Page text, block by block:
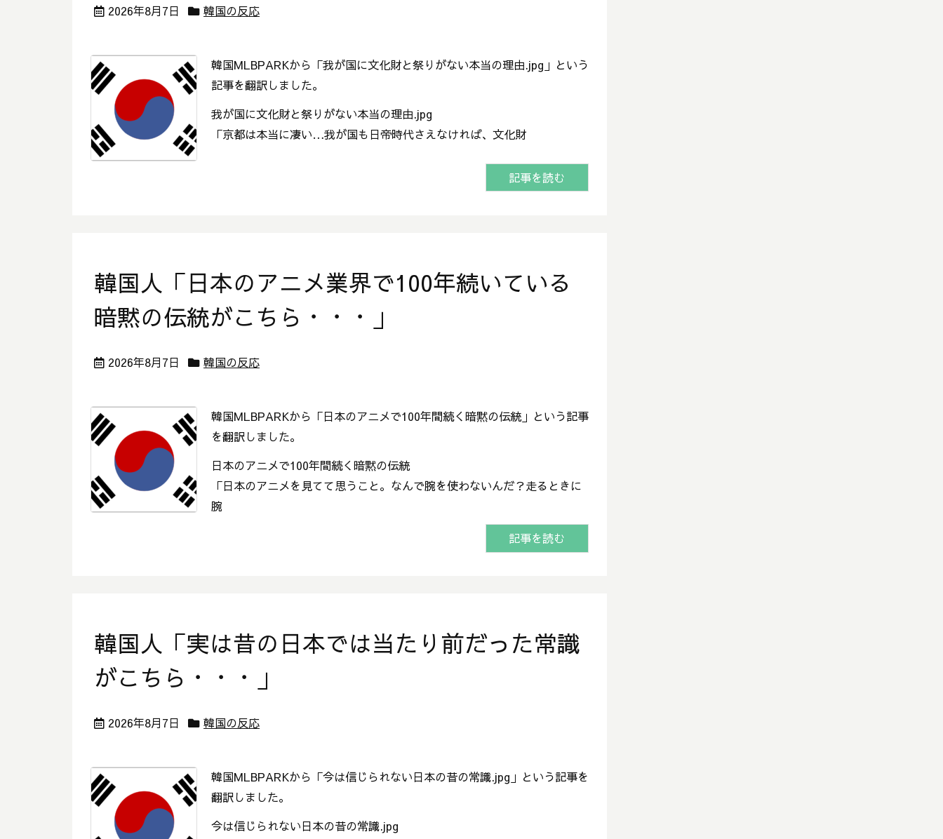
2026年8月7日 韓国の反応
韓国MLBPARKから「我が国に文化財と祭りがない本当の理由.jpg」という
記事を翻訳しました。
我が国に文化財と祭りがない本当の理由.jpg
「京都は本当に凄い…我が国も日帝時代さえなければ、文化財
記事を読む
韓国人「日本のアニメ業界で100年続いている
暗黙の伝統がこちら・・・」
2026年8月7日 韓国の反応
韓国MLBPARKから「日本のアニメで100年間続く暗黙の伝統」という記事
を翻訳しました。
日本のアニメで100年間続く暗黙の伝統
「日本のアニメを見てて思うこと。なんで腕を使わないんだ？走るときに
腕
記事を読む
韓国人「実は昔の日本では当たり前だった常識
がこちら・・・」
2026年8月7日 韓国の反応
韓国MLBPARKから「今は信じられない日本の昔の常識.jpg」という記事を
翻訳しました。
今は信じられない日本の昔の常識.jpg